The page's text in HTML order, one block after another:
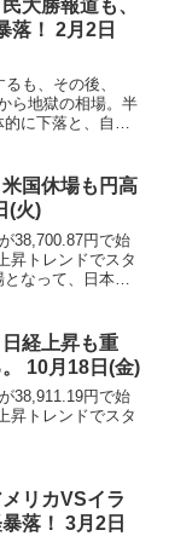
大勝報道も、
落！ 2月2日
も、その後、
ら地獄の相場。半
に下落と、自民
米国休場も円高
(火)
38,700.87円で始
昇トレンドでスタ
なって、日本市
日経上昇も重
10月18日(金)
38,911.19円で始
昇トレンドでスタ
メリカVSイラ
落！ 3月2日